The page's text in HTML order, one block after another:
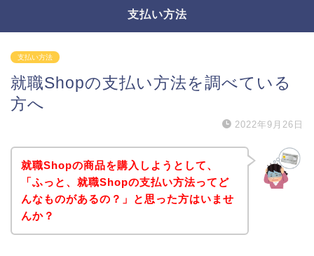
支払い方法
支払い方法
就職Shopの支払い方法を調べている
方へ
2022年9月26日
就職Shopの商品を購入しようとして、
「ふっと、就職Shopの支払い方法ってど
んなものがあるの？」と思った方はいませ
んか？